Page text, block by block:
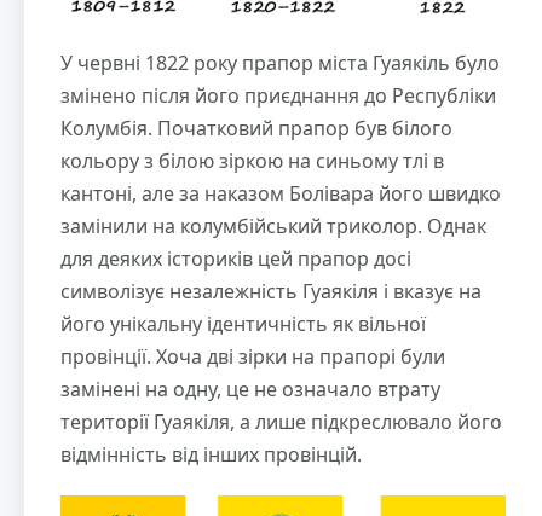
У червні 1822 року прапор міста Гуаякіль було
змінено після його приєднання до Республіки
Колумбія. Початковий прапор був білого
кольору з білою зіркою на синьому тлі в
кантоні, але за наказом Болівара його швидко
замінили на колумбійський триколор. Однак
для деяких істориків цей прапор досі
символізує незалежність Гуаякіля і вказує на
його унікальну ідентичність як вільної
провінції. Хоча дві зірки на прапорі були
замінені на одну, це не означало втрату
території Гуаякіля, а лише підкреслювало його
відмінність від інших провінцій.